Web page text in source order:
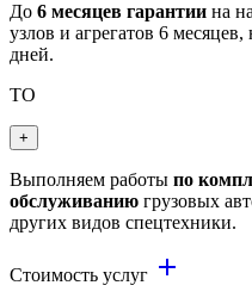
До 6 месяцев гарантии на
узлов и агрегатов 6
дней.
ТО
+
Выполняем работы по
обслуживанию грузовых
других видов спецтехники.
Стоимость услуг add